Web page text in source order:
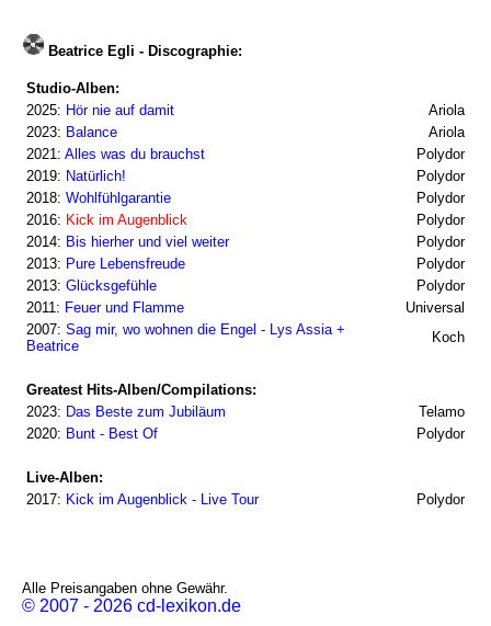
Beatrice Egli - Discographie:
Studio-Alben:
2025: Hör nie auf damit
Ariola
2023: Balance
Ariola
2021: Alles was du brauchst
Polydor
2019: Natürlich!
Polydor
2018: Wohlfühlgarantie
Polydor
2016: Kick im Augenblick
Polydor
2014: Bis hierher und viel weiter
Polydor
2013: Pure Lebensfreude
Polydor
2013: Glücksgefühle
Polydor
2011: Feuer und Flamme
Universal
2007: Sag mir, wo wohnen die Engel - Lys Assia +
Beatrice
Koch
Greatest Hits-Alben/Compilations:
2023: Das Beste zum Jubiläum
Telamo
2020: Bunt - Best Of Polydor
Live-Alben:
2017: Kick im Augenblick - Live Tour Polydor
Alle Preisangaben ohne Gewähr.
© 2007 - 2026 cd-lexikon.de